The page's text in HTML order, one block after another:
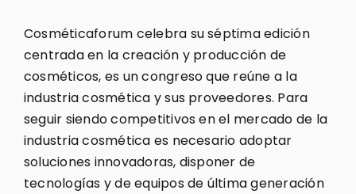
Cosméticaforum celebra su séptima edición
centrada en la creación y producción de
cosméticos, es un congreso que reúne a la
industria cosmética y sus proveedores. Para
seguir siendo competitivos en el mercado de la
industria cosmética es necesario adoptar
soluciones innovadoras, disponer de
tecnologías y de equipos de última generación